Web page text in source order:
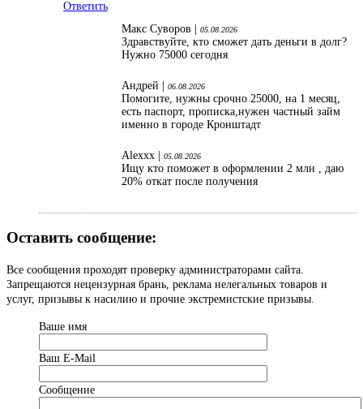
Ответить
Макс Суворов |
05.08.2026
Здравствуйте, кто сможет дать деньги в долг?
Нужно 75000 сегодня
Андрей | 06.08.2026
Помогите, нужны срочно 25000, на 1 месяц,
есть паспорт, прописка,нужен частный займ
именно в городе Кронштадт
Alexxx | 05.08.2026
Ищу кто поможет в оформлении 2 млн , даю
20% откат после получения
Оставить сообщение:
Все сообщения проходят проверку администраторами сайта.
Запрещаются нецензурная брань, реклама нелегальных товаров и
услуг, призывы к насилию и прочие экстремистские призывы.
Ваше имя
Ваш Е-Mail
Сообщение